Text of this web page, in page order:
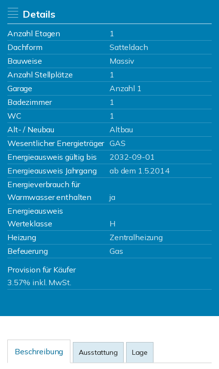
Details
Anzahl Etagen
1
Dachform
Satteldach
Bauweise
Massiv
Anzahl Stellplätze
1
Garage
Anzahl 1
Badezimmer
1
WC
1
Alt- / Neubau
Altbau
Wesentlicher Energieträger GAS
Energieausweis gültig bis
2032-09-01
Energieausweis Jahrgang
ab dem 1.5.2014
Energieverbrauch für
Warmwasser enthalten
ja
Energieausweis
Werteklasse
H
Heizung
Zentralheizung
Befeuerung
Gas
Provision für Käufer
3.57% inkl. MwSt.
Beschreibung Ausstattung Lage